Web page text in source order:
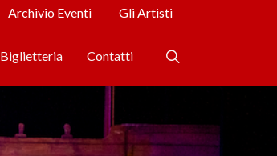
Archivio Eventi Gli Artisti
Biglietteria Contatti